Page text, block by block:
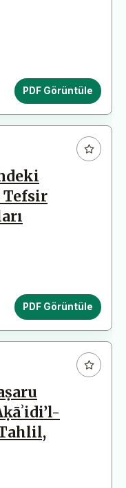
PDF Görüntüle
Tefsir
PDF Görüntüle